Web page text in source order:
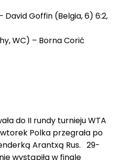
Goffin (Belgia, 6) 6:2,
WC) – Borna Corić
do II rundy turnieju WTA
Polka przegrała po
Arantxą Rus. 29-
wystąpiła w finale